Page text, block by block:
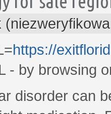
https://
- by browsing
disorder can